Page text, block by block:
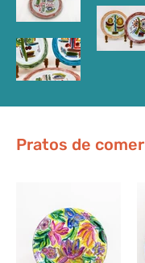
Pratos de comer